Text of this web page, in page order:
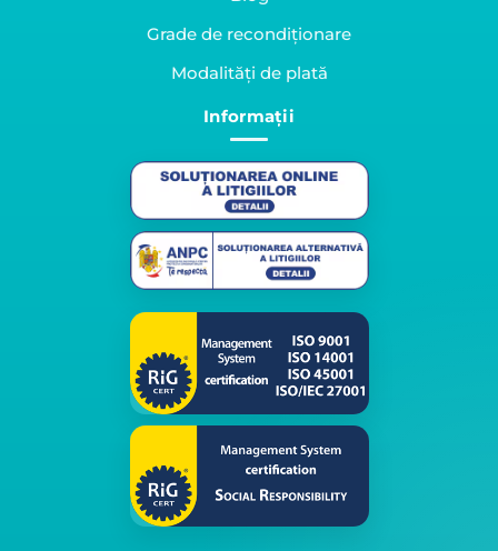
Grade de recondiționare
Modalități de plată
Informații